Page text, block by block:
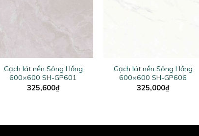
Gạch lát nền Sông Hồng
600×600 SH-GP601
325,600₫
Gạch lát nền Sông Hồng
600×600 SH-GP606
325,000₫